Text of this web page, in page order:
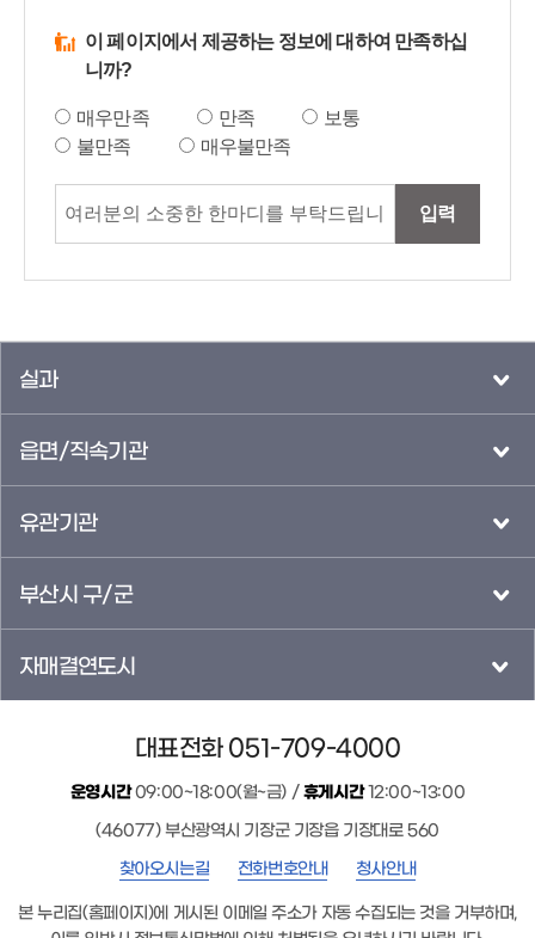
이 페이지에서 제공하는 정보에 대하여 만족하십
니까?
매우만족 만족
보통
불만족
매우불만족
입력
실과
읍면/직속기관
유관기관
부산시 구/군
자매결연도시
대표전화 051-709-4000
운영시간09:00~18:00(월~금) /휴게시간12:00~13:00
(46077) 부산광역시 기장군 기장읍 기장대로 560
찾아오시는길
전화번호안내 청사안내
본 누리집(홈페이지)에 게시된 이메일 주소가 자동 수집되는 것을 거부하며,